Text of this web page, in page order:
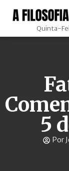
Quinta-
5
Por